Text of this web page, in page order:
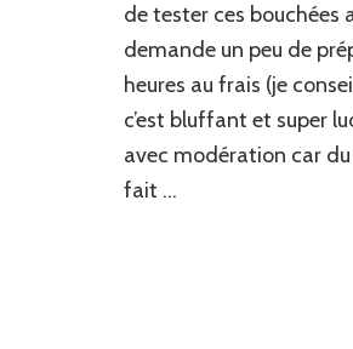
:
la
de
mojito
!
de tester ces bouchées
demande un peu de
heures au frais (je
c’est bluffant et super
avec modération car
fait …